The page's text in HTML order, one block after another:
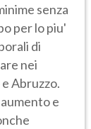
senza
per lo piu'
di
nei
Abruzzo.
e